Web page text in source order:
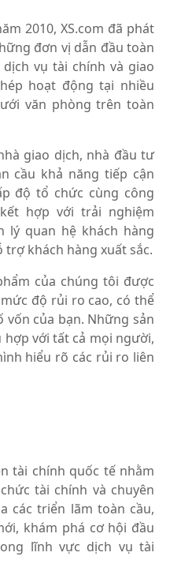
2010, XS.com đã phát
đơn vị dẫn đầu toàn
vụ tài chính và giao
hoạt động tại nhiều
văn phòng trên toàn
giao dịch, nhà đầu tư
cầu khả năng tiếp cận
độ tổ chức cùng công
hợp với trải nghiệm
lý quan hệ khách hàng
trợ khách hàng xuất sắc.
của chúng tôi được
độ rủi ro cao, có thể
vốn của bạn. Những sản
với tất cả mọi người,
hiểu rõ các rủi ro liên
tài chính quốc tế nhằm
tài chính và chuyên
các triển lãm toàn cầu,
khám phá cơ hội đầu
lĩnh vực dịch vụ tài